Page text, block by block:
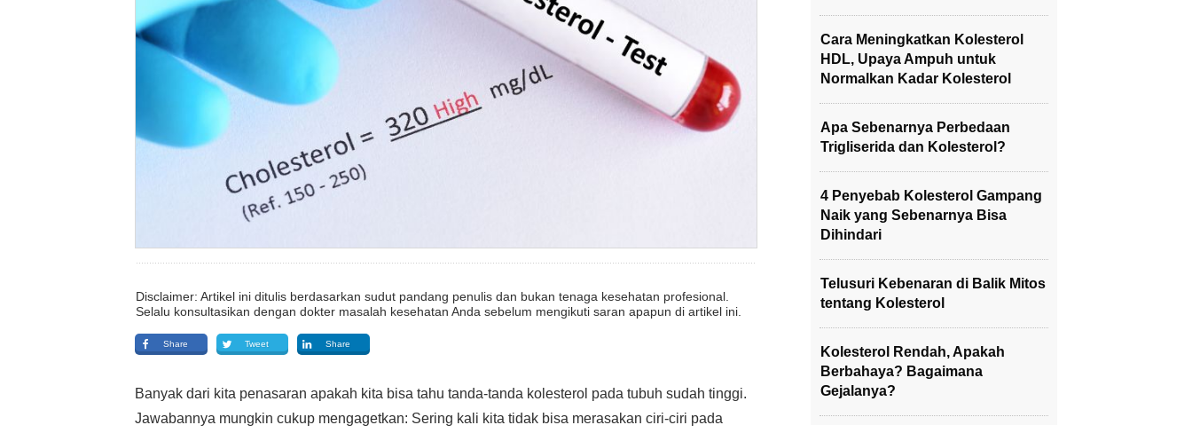
Disclaimer: Artikel ini ditulis berdasarkan sudut pandang penulis dan bukan tenaga kesehatan profesional.
Selalu konsultasikan dengan dokter masalah kesehatan Anda sebelum mengikuti saran apapun di artikel ini.
Share Tweet Share
Banyak dari kita penasaran apakah kita bisa tahu tanda-tanda kolesterol pada tubuh sudah tinggi.
Jawabannya mungkin cukup mengagetkan: Sering kali kita tidak bisa merasakan ciri-ciri pada
Cara Meningkatkan Kolesterol
HDL, Upaya Ampuh untuk
Normalkan Kadar Kolesterol
Apa Sebenarnya Perbedaan
Trigliserida dan Kolesterol?
4 Penyebab Kolesterol Gampang
Naik yang Sebenarnya Bisa
Dihindari
Telusuri Kebenaran di Balik Mitos
tentang Kolesterol
Kolesterol Rendah, Apakah
Berbahaya? Bagaimana
Gejalanya?